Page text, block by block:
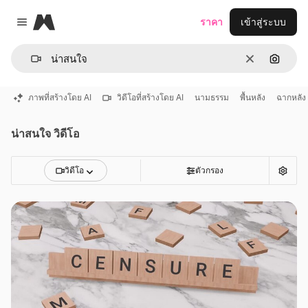
Close menu
Magnific
ชัดเจนค้นหา
ราคา เข้าสู่ระบบ
ภาพที่สร้างโดย AI วิดีโอที่สร้างโดย AI นามธรรม พื้นหลัง ฉากหลัง
น่าสนใจ วิดีโอ
วิดีโอ ตัวกรอง